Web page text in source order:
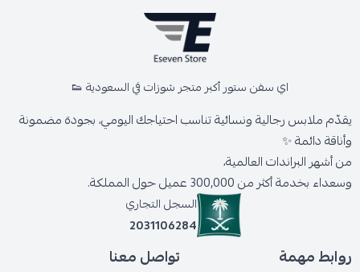
اي سفن ستور أكبر متجر شوزات في السعودية 👟
يقدّم ملابس رجالية ونسائية تناسب احتياجك اليومي، بجودة مضمونة
وأناقة دائمة ✨
من أشهر البراندات العالمية،
وسعداء بخدمة أكثر من 300,000 عميل حول المملكة.
السجل التجاري
2031106284
روابط مهمة تواصل معنا